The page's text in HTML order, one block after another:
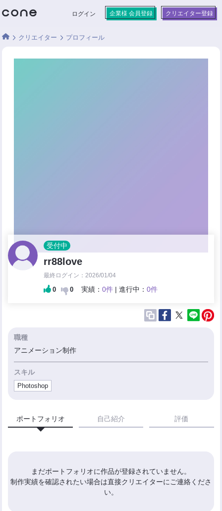
ログイン 企業様 会員登録 クリエイター登録
クリエイター プロフィール
受付中
rr88love
最終ログイン：2026/01/04
0 0 実績：0件 | 進行中：0件
職種
アニメーション制作
スキル
Photoshop
ポートフォリオ 自己紹介 評価
まだポートフォリオに作品が登録されていません。
制作実績を確認されたい場合は直接クリエイターにご連絡くださ
い。